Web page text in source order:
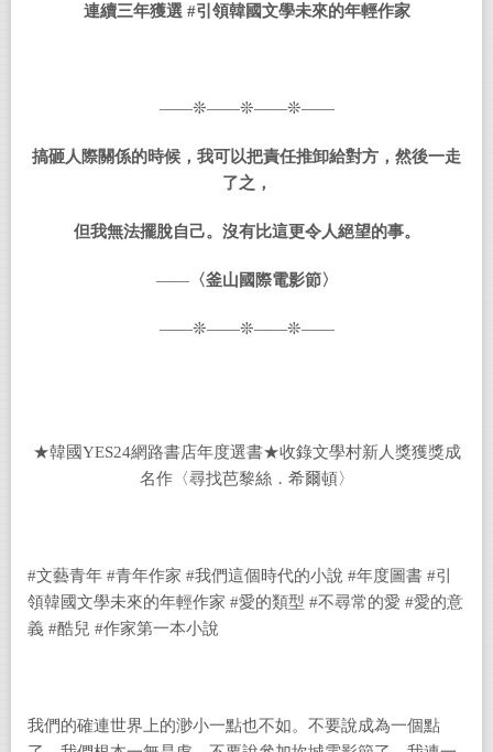
連續三年獲選 #引領韓國文學未來的年輕作家
——❊——❊——❊——
搞砸人際關係的時候，我可以把責任推卸給對方，然後一走
了之，
但我無法擺脫自己。沒有比這更令人絕望的事。
——〈釜山國際電影節〉
——❊——❊——❊——
★韓國YES24網路書店年度選書★收錄文學村新人獎獲獎成
名作〈尋找芭黎絲．希爾頓〉
#文藝青年 #青年作家 #我們這個時代的小說 #年度圖書 #引
領韓國文學未來的年輕作家 #愛的類型 #不尋常的愛 #愛的意
義 #酷兒 #作家第一本小說
我們的確連世界上的渺小一點也不如。不要說成為一個點